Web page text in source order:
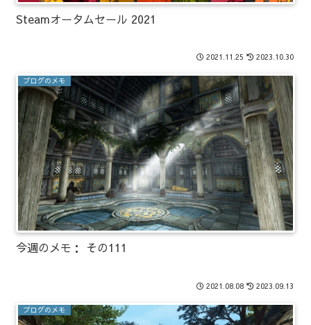
Steamオータムセール 2021
2021.11.25 2023.10.30
ブログのメモ
今週のメモ： その111
2021.08.08 2023.09.13
ブログのメモ